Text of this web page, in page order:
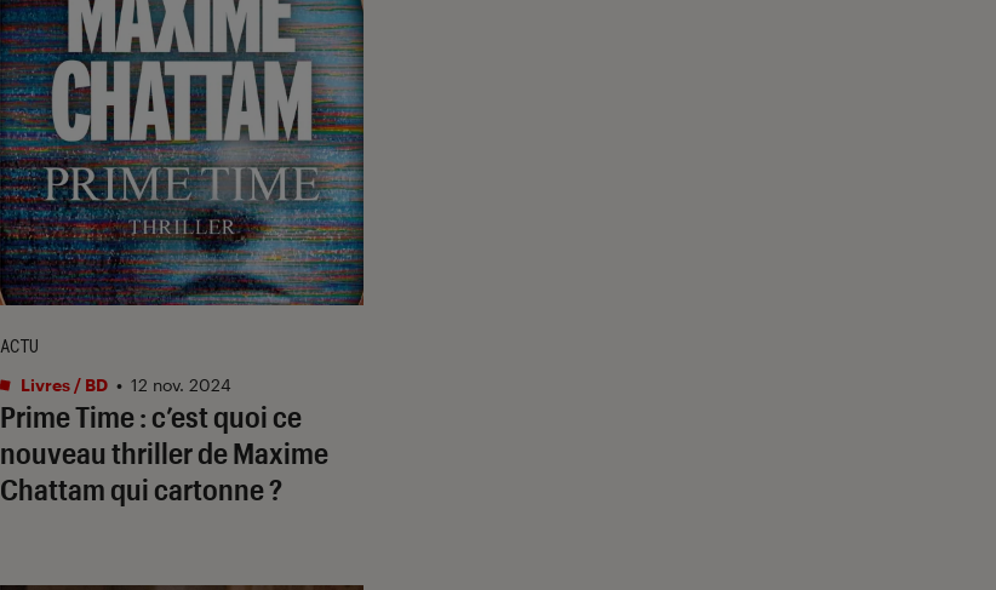
Prime Time: c’est quoi ce
nouveau thriller de Maxime
Chattam qui cartonne ?
ACTU
Livres / BD • 12 nov. 2024